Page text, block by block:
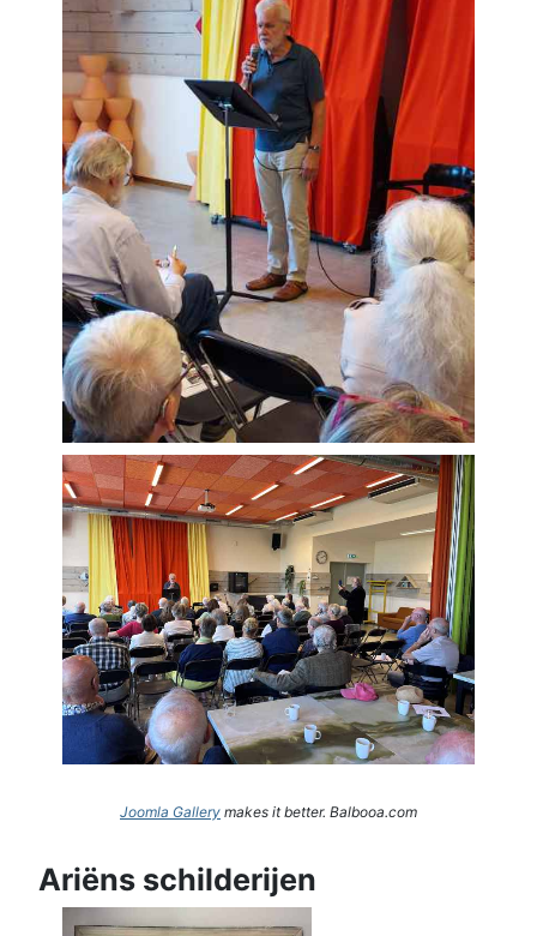
Joomla Gallery makes it better. Balbooa.com
Ariëns schilderijen